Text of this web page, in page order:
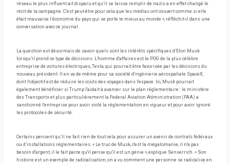
réseau le plus influent ait disparu et qu’il se laisse remplir de nazis a en effet changé le
récit de la campagne. C’est peut-être pour cela que les médias ont couvert comme si elle
était mauvaise l’économie du pays qui se porte le mieux au monde », réfléchit-il dans une
conversation avec ce journal.
La question est désormais de savoir quels sont les intérêts spécifiques d’Elon Musk
lorsqu’il prend ce type de décisions. L'homme d'affaires est le PDG de la plus célèbre
entreprise de voitures électriques, Tesla, qui pourrait être favorisée par les décisions du
nouveau président. Il en va de même pour sa société d'ingénierie aérospatiale SpaceX,
dont l'objectif est de réduire les coûts des voyages dans l'espace. Ici, Musk pourrait
également bénéficier si Trump l'aidait à avancer sur le plan réglementaire : le ministère
des Transports et plus particulièrement la Federal Aviation Administration (FAA) a
sanctionné l'entreprise pour avoir violé la réglementation en vigueur et pour avoir ignoré
les protocoles de sécurité.
Certains pensent qu’il ne fait rien de tout cela pour assurer un avenir de contrats fédéraux
ou d’installations réglementaires. « Le truc de Musk, c'est la mégalomanie, il n'a pas
besoin d'argent, il le fait parce qu'il pense qu'il est un génie », explique Senserrich. « Son
histoire est un exemple de radicalisation, on a vu comment une personne se radicalise en